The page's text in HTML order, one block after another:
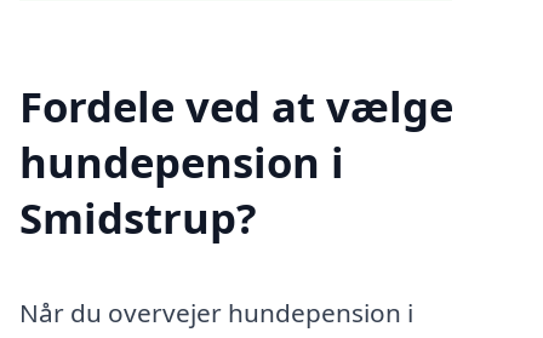
Fordele ved at vælge
hundepension i
Smidstrup?
Når du overvejer hundepension i